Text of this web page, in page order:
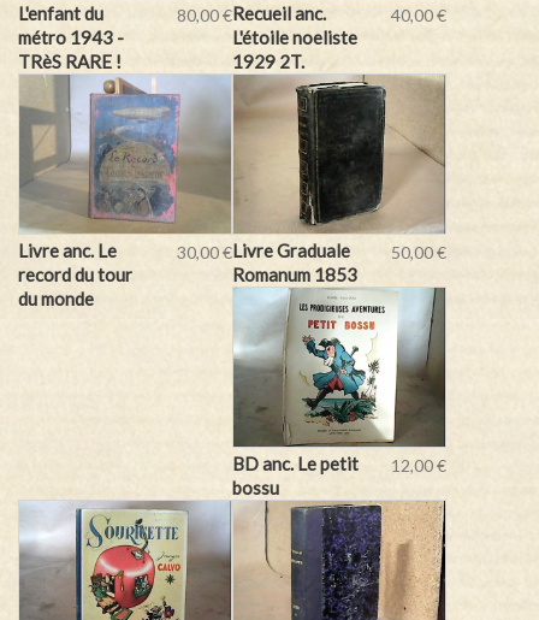
L'enfant du
métro 1943 -
TRèS RARE !
80,00 €Recueil anc.
L'étoile noeliste
1929 2T.
40,00 €
Livre anc. Le
record du tour
du monde
30,00 €Livre Graduale
Romanum 1853
50,00 €
BD anc. Le petit
bossu
12,00 €